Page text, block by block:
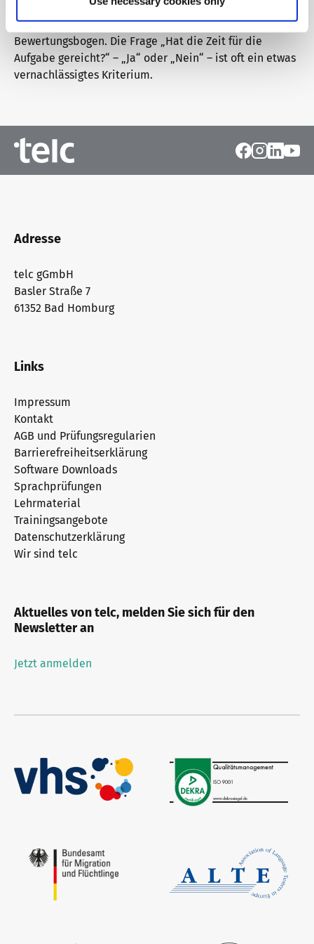
Übrigens ist auch das Thema Zeit ein wichtiger Punkt im
Bewertungsbogen. Die Frage „Hat die Zeit für die
Aufgabe gereicht?“ – „Ja“ oder „Nein“ – ist oft ein etwas
vernachlässigtes Kriterium.
Adresse
telc gGmbH
Basler Straße 7
61352 Bad Homburg
Links
Impressum
Kontakt
AGB und Prüfungsregularien
Barrierefreiheitserklärung
Software Downloads
Sprachprüfungen
Lehrmaterial
Trainingsangebote
Datenschutzerklärung
Wir sind telc
Aktuelles von telc, melden Sie sich für den
Newsletter an
Jetzt anmelden